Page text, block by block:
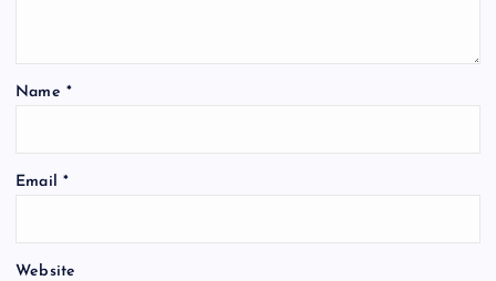
i
o
Name *
Email *
Website